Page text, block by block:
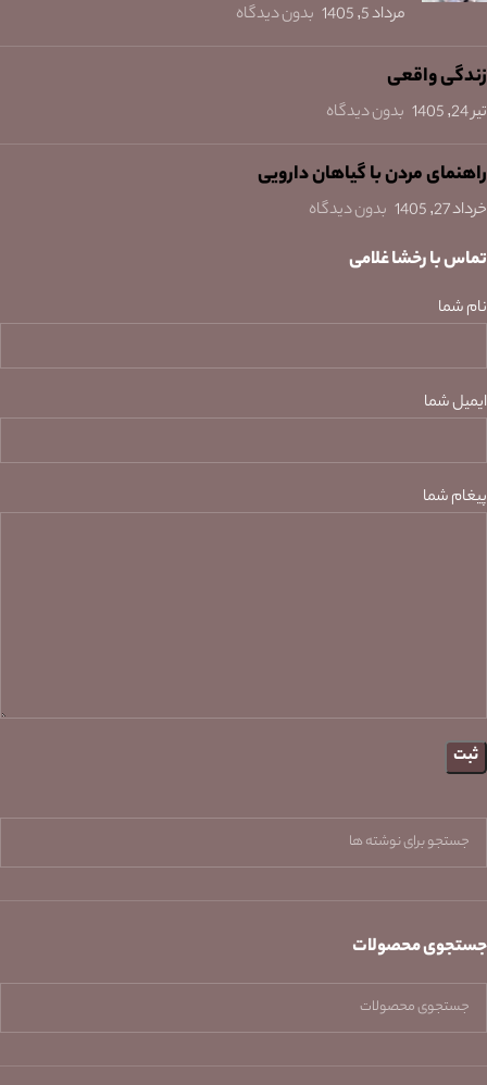
مرداد 5, 1405 بدون دیدگاه
زندگی واقعی
تیر 24, 1405 بدون دیدگاه
راهنمای مردن با گیاهان دارویی
خرداد 27, 1405 بدون دیدگاه
تماس با رخشا غلامی
نام شما
ایمیل شما
پیغام شما
جستجوی محصولات